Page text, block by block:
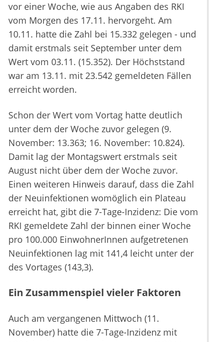
vor einer Woche, wie aus Angaben des RKI
vom Morgen des 17.11. hervorgeht. Am
10.11. hatte die Zahl bei 15.332 gelegen - und
damit erstmals seit September unter dem
Wert vom 03.11. (15.352). Der Höchststand
war am 13.11. mit 23.542 gemeldeten Fällen
erreicht worden.
Schon der Wert vom Vortag hatte deutlich
unter dem der Woche zuvor gelegen (9.
November: 13.363; 16. November: 10.824).
Damit lag der Montagswert erstmals seit
August nicht über dem der Woche zuvor.
Einen weiteren Hinweis darauf, dass die Zahl
der Neuinfektionen womöglich ein Plateau
erreicht hat, gibt die 7-Tage-Inzidenz: Die vom
RKI gemeldete Zahl der binnen einer Woche
pro 100.000 EinwohnerInnen aufgetretenen
Neuinfektionen lag mit 141,4 leicht unter der
des Vortages (143,3).
Ein Zusammenspiel vieler Faktoren
Auch am vergangenen Mittwoch (11.
November) hatte die 7-Tage-Inzidenz mit